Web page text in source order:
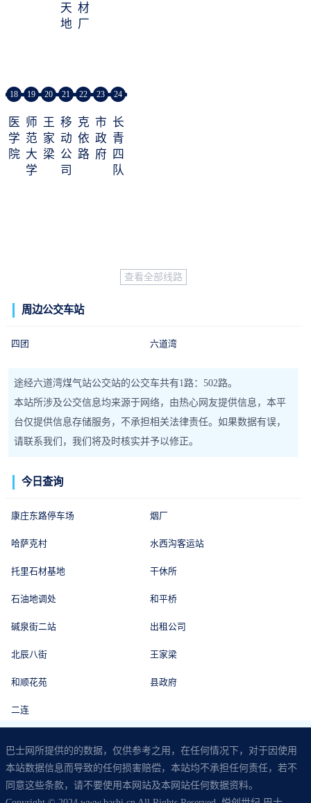
天
地
材
厂
18
医
学
院
19
师
范
大
学
20
王
家
梁
21
移
动
公
司
22
克
依
路
23
市
政
府
24
长
青
四
队
查看全部线路
周边公交车站
四团 六道湾
途经六道湾煤气站公交站的公交车共有1路：502路。
本站所涉及公交信息均来源于网络，由热心网友提供信息，本平
台仅提供信息存储服务，不承担相关法律责任。如果数据有误，
请联系我们，我们将及时核实并予以修正。
今日查询
康庄东路停车场 烟厂
哈萨克村 水西沟客运站
托里石材基地 干休所
石油地调处 和平桥
碱泉街二站 出租公司
北辰八街 王家梁
和顺花苑 县政府
二连
巴士网所提供的的数据，仅供参考之用，在任何情况下，对于因使用
本站数据信息而导致的任何损害赔偿，本站均不承担任何责任，若不
同意这些条款，请不要使用本网站及本网站任何数据资料。